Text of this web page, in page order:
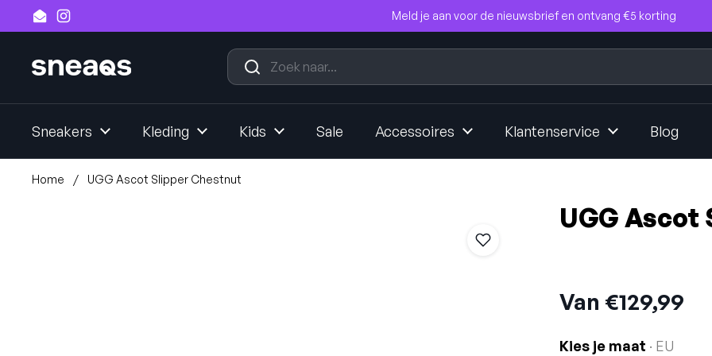
Ga naar content
EmailInstagram
Meld je aan voor de nieuwsbrief en ontvang €5 korting
Sneakers Kleding Kids Sale Accessoires Klantenservice Blog
Home / UGG Ascot Slipper Chestnut
UGG Ascot
Prijs:
Van €129,99
Kies je maat · EU